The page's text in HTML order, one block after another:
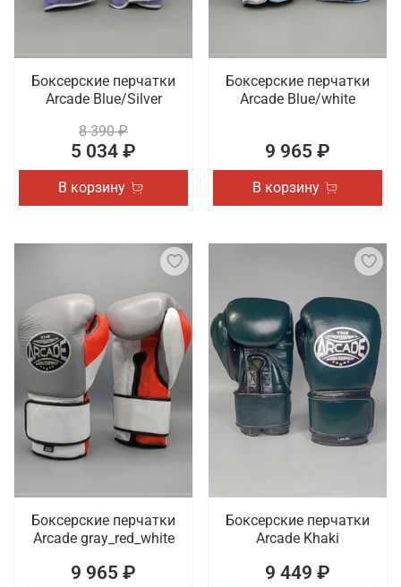
Боксерские перчатки
Arcade Blue/Silver
8 390 ₽
5 034 ₽
В корзину
Боксерские перчатки
Arcade Blue/white
9 965 ₽
В корзину
Боксерские перчатки
Arcade gray_red_white
9 965 ₽
Боксерские перчатки
Arcade Khaki
9 449 ₽